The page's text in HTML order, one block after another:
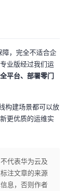
，完全不适合企
业版经过我们运
平台、部署零门
构建场景都可以放
更优质的运维实
代表华为云及
注文章的来源
息，否则作者